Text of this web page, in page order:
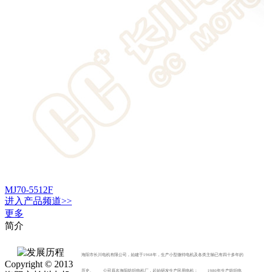
MJ70-5512F
进入 产品频道>>
更多
简介
海阳市长川电机有限公司，始建于1968年，生产小型微特电机及各类主轴已有四十多年的
历史。 公司原名海阳纺织电机厂，起始研发生产民用电机； 1980年生产纺织电
Copyright © 2013